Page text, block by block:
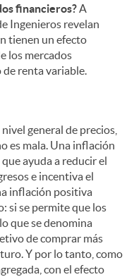
financieros?A
Ingenieros revelan
tienen un efecto
los mercados
renta variable.
general de precios,
es mala. Una inflación
ayuda a reducir el
e incentiva el
inflación positiva
si se permite que los
que se denomina
de comprar más
Y por lo tanto, como
con el efecto